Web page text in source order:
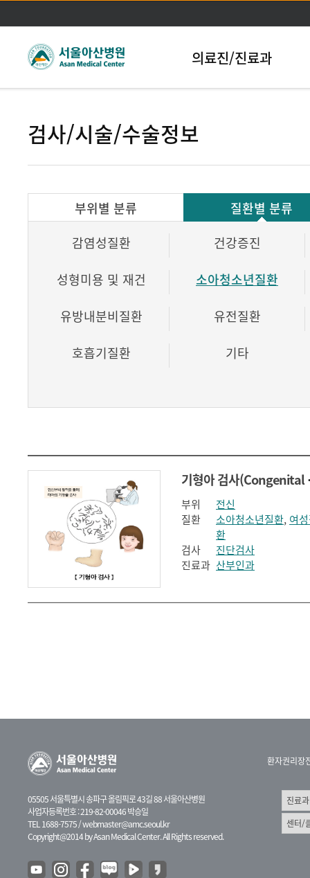
본문바로가기
의료진/진료과
검사/시술/수술정보
부위별 분류
질환별 분류
감염성질환
건강증진
성형미용 및 재건
소아청소년질환
유방내분비질환
유전질환
호흡기질환
기타
기
부위
전신
질환
소아청소년질환, 여
환
검사
진단검사
진료과 산부인과
05505 서울특별시 송파구 올림픽로 43길 88 서울아산병원
사업자등록번호 : 219-82-00046 박승일
TEL 1688-7575 /webmaster@amc.seoul.kr
Copyright@2014 by Asan Medical Center. All Rights reserved.
환자권리장